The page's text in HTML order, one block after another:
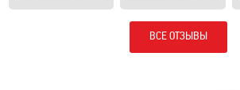
ВСЕ ОТЗЫВЫ